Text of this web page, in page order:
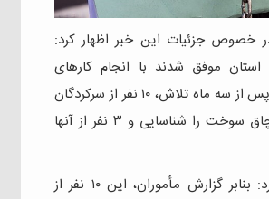
خصوص جزئیات این خبر اظهار کرد:
استان موفق شدند با انجام کارهای
اطلاعاتی گسترده پس از سه ماه تلاش، ۱۰ نفر از سرکردگان
اصلی باندهای قاچاق سوخت را شناسایی و ۳ نفر از آنها
وی خاطرنشان کرد: بنابر گزارش مأموران، این ۱۰ نفر از